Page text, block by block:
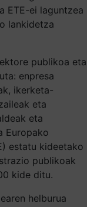
ETE-ei laguntzea
lankidetza
publikoa eta
enpresa
ikerketa-
eta
eta
Europako
estatu kideetako
publikoak
kide ditu.
helburua